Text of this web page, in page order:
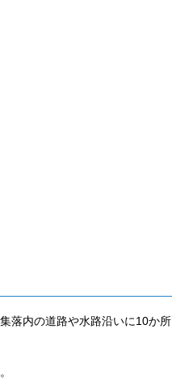
落内の道路や水路沿いに10か所